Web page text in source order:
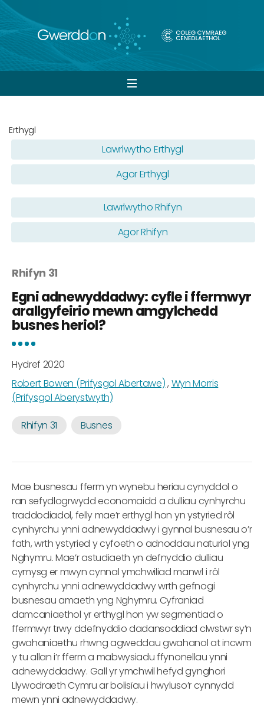
Open
Erthygl
Lawrlwytho Erthygl
Agor Erthygl
Lawrlwytho Rhifyn
Agor Rhifyn
Rhifyn 31
Egni adnewyddadwy: cyfle i ffermwyr
arallgyfeirio mewn amgylchedd
busnes heriol?
Hydref 2020
Robert Bowen (Prifysgol Abertawe), Wyn Morris
(Prifysgol Aberystwyth)
Rhifyn 31 Busnes
Mae busnesau fferm yn wynebu heriau cynyddol o
ran sefydlogrwydd economaidd a dulliau cynhyrchu
traddodiadol, felly mae’r erthygl hon yn ystyried rôl
cynhyrchu ynni adnewyddadwy i gynnal busnesau o’r
fath, wrth ystyried y cyfoeth o adnoddau naturiol yng
Nghymru. Mae’r astudiaeth yn defnyddio dulliau
cymysg er mwyn cynnal ymchwiliad manwl i rôl
cynhyrchu ynni adnewyddadwy wrth gefnogi
busnesau amaeth yng Nghymru. Cyfraniad
damcaniaethol yr erthygl hon yw segmentiad o
ffermwyr trwy ddefnyddio dadansoddiad clwstwr sy’n
gwahaniaethu rhwng agweddau gwahanol at incwm
y tu allan i’r fferm a mabwysiadu ffynonellau ynni
adnewyddadwy. Gall yr ymchwil hefyd gynghori
Llywodraeth Cymru ar bolisïau i hwyluso’r cynnydd
mewn ynni adnewyddadwy.